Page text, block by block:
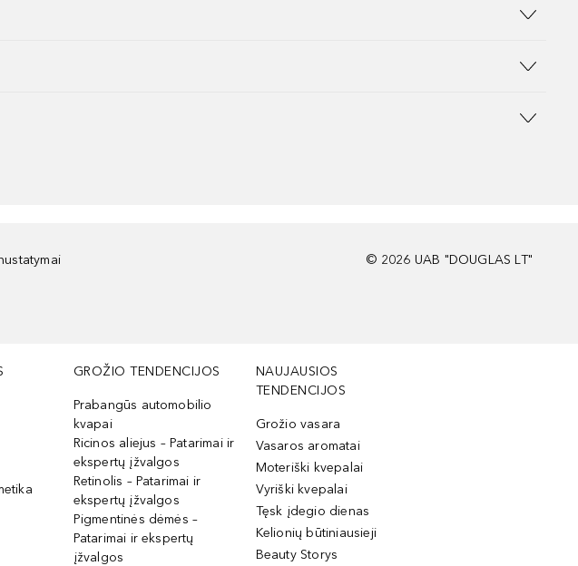
© 2026 UAB "DOUGLAS LT"
GROŽIO TENDENCIJOS
Prabangūs automobilio
kvapai
Ricinos aliejus – Patarimai ir
ekspertų įžvalgos
Retinolis – Patarimai ir
ekspertų įžvalgos
Pigmentinės dėmės –
Patarimai ir ekspertų
įžvalgos
NAUJAUSIOS
TENDENCIJOS
Grožio vasara
Vasaros aromatai
Moteriški kvepalai
Vyriški kvepalai
Tęsk įdegio dienas
Kelionių būtiniausieji
Beauty Storys